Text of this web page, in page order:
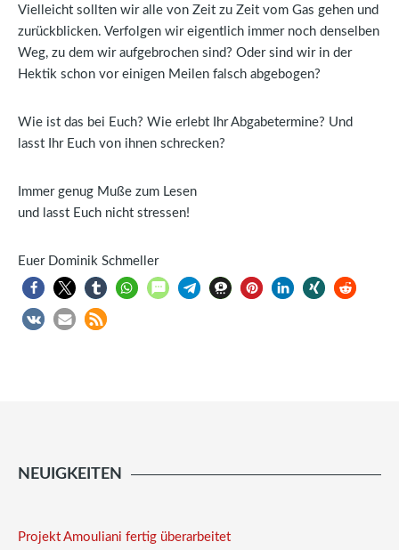
Vielleicht sollten wir alle von Zeit zu Zeit vom Gas gehen und
zurückblicken. Verfolgen wir eigentlich immer noch denselben
Weg, zu dem wir aufgebrochen sind? Oder sind wir in der
Hektik schon vor einigen Meilen falsch abgebogen?
Wie ist das bei Euch? Wie erlebt Ihr Abgabetermine? Und
lasst Ihr Euch von ihnen schrecken?
Immer genug Muße zum Lesen
und lasst Euch nicht stressen!
Euer Dominik Schmeller
NEUIGKEITEN
Projekt Amouliani fertig überarbeitet